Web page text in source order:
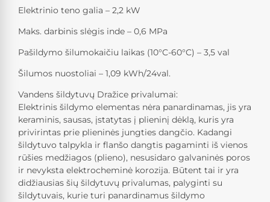
Elektrinio teno galia – 2,2 kW
Maks. darbinis slėgis inde – 0,6 MPa
Pašildymo šilumokaičiu laikas (10°C-60°C) – 3,5 val
Šilumos nuostoliai – 1,09 kWh/24val.
Vandens šildytuvų Dražice privalumai:
Elektrinis šildymo elementas nėra panardinamas, jis yra
keraminis, sausas, įstatytas į plieninį dėklą, kuris yra
privirintas prie plieninės jungties dangčio. Kadangi
šildytuvo talpykla ir flanšo dangtis pagaminti iš vienos
rūšies medžiagos (plieno), nesusidaro galvaninės poros
ir nevyksta elektrocheminė korozija. Būtent tai ir yra
didžiausias šių šildytuvų privalumas, palyginti su
šildytuvais, kurie turi panardinamus šildymo